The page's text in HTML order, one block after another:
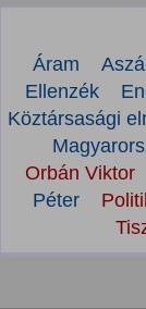
Áram
Ellenzék
Köztársasági
Orbán Viktor
Péter